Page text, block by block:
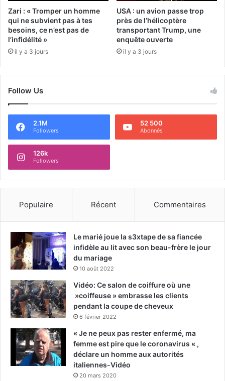
Zari : « Tromper un homme
qui ne subvient pas à tes
besoins, ce n’est pas de
l’infidélité »
il y a 3 jours
USA : un avion passe trop
près de l’hélicoptère
transportant Trump, une
enquête ouverte
il y a 3 jours
Follow Us
2.1M
Followers
52 500
Abonnés
126k
Followers
Populaire Récent Commentaires
Le marié joue la s3xtape de sa fiancée
infidèle au lit avec son beau-frère le jour
du mariage
10 août 2022
Vidéo: Ce salon de coiffure où une
»coiffeuse » embrasse les clients
pendant la coupe de cheveux
6 février 2022
« Je ne peux pas rester enfermé, ma
femme est pire que le coronavirus « ,
déclare un homme aux autorités
italiennes-Vidéo
20 mars 2020